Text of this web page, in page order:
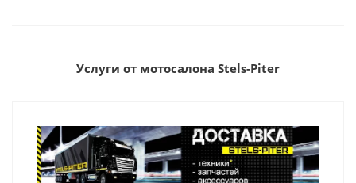
Услуги от мотосалона Stels-Piter